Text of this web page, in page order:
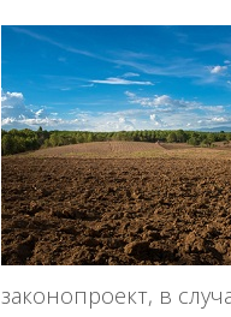
законопроект, в